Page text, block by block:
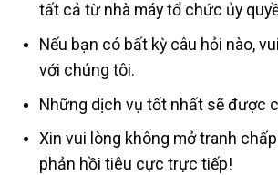
tất cả từ nhà máy tổ chức ủy
Nếu bạn có bất kỳ câu hỏi nào,
với chúng tôi.
Những dịch vụ tốt nhất sẽ được
Xin vui lòng không mở tranh
phản hồi tiêu cực trực tiếp!